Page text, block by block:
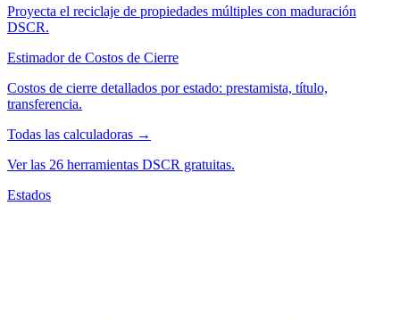
Proyecta el reciclaje de propiedades múltiples con maduración
DSCR.
Estimador de Costos de Cierre
Costos de cierre detallados por estado: prestamista, título,
transferencia.
Todas las calculadoras →
Ver las 26 herramientas DSCR gratuitas.
Estados